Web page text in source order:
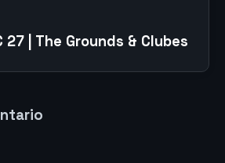
27 | The Grounds & Clubes